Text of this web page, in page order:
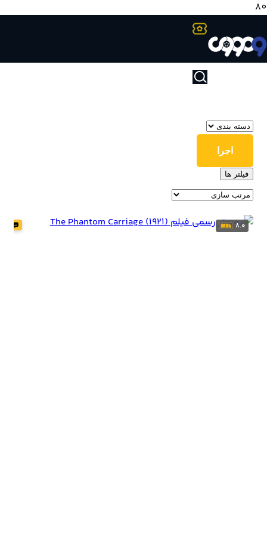
آرشیو فیلم و سریال های 1921
اجرا
فیلتر ها
8.0